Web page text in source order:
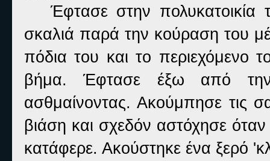
Έφτασε στην πολυκατοικία
σκαλιά παρά την κούραση του
πόδια του και το περιεχόμενο
βήμα. Έφτασε έξω από την
ασθμαίνοντας. Ακούμπησε τις
βιάση και σχεδόν αστόχησε
κατάφερε. Ακούστηκε ένα ξερό